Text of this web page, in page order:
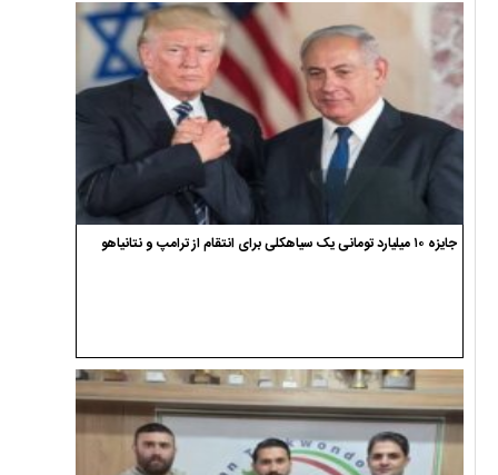
جایزه ۱۰ میلیارد تومانی یک سیاهکلی برای انتقام از ترامپ و نتانیاهو